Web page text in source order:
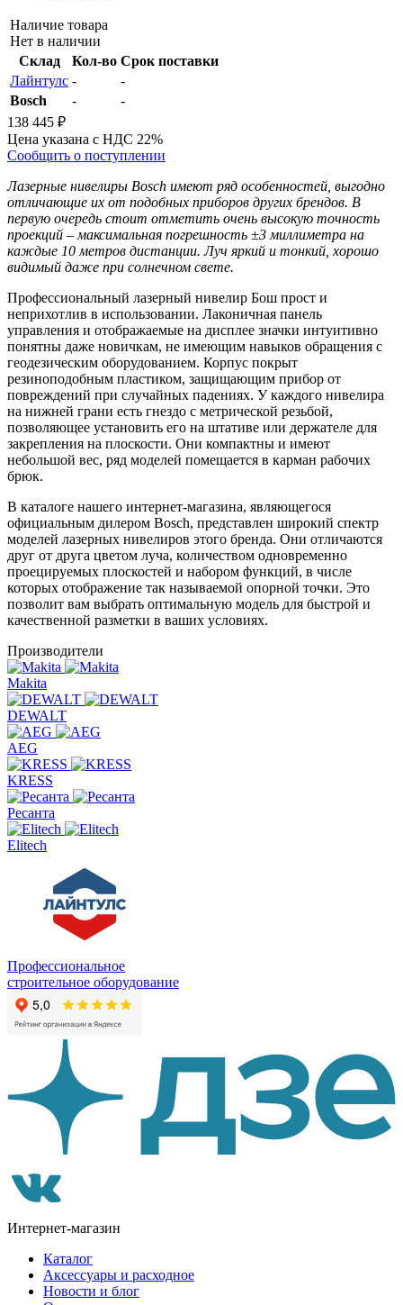
Наличие товара
Нет в наличии
Склад
Кол-во Срок поставки
Лайнтулс -
-
Bosch
-
-
138 445 ₽
Цена указана с НДС 22%
Сообщить о поступлении
Лазерные нивелиры Bosch имеют ряд особенностей, выгодно
отличающие их от подобных приборов других брендов. В
первую очередь стоит отметить очень высокую точность
проекций – максимальная погрешность ±3 миллиметра на
каждые 10 метров дистанции. Луч яркий и тонкий, хорошо
видимый даже при солнечном свете.
Профессиональный лазерный нивелир Бош прост и
неприхотлив в использовании. Лаконичная панель
управления и отображаемые на дисплее значки интуитивно
понятны даже новичкам, не имеющим навыков обращения с
геодезическим оборудованием. Корпус покрыт
резиноподобным пластиком, защищающим прибор от
повреждений при случайных падениях. У каждого нивелира
на нижней грани есть гнездо с метрической резьбой,
позволяющее установить его на штативе или держателе для
закрепления на плоскости. Они компактны и имеют
небольшой вес, ряд моделей помещается в карман рабочих
брюк.
В каталоге нашего интернет-магазина, являющегося
официальным дилером Bosch, представлен широкий спектр
моделей лазерных нивелиров этого бренда. Они отличаются
друг от друга цветом луча, количеством одновременно
проецируемых плоскостей и набором функций, в числе
которых отображение так называемой опорной точки. Это
позволит вам выбрать оптимальную модель для быстрой и
качественной разметки в ваших условиях.
Производители
Makita
DEWALT
AEG
KRESS
Ресанта
Elitech
Профессиональное
строительное оборудование
Интернет-магазин
Каталог
Аксессуары и расходное
Новости и блог